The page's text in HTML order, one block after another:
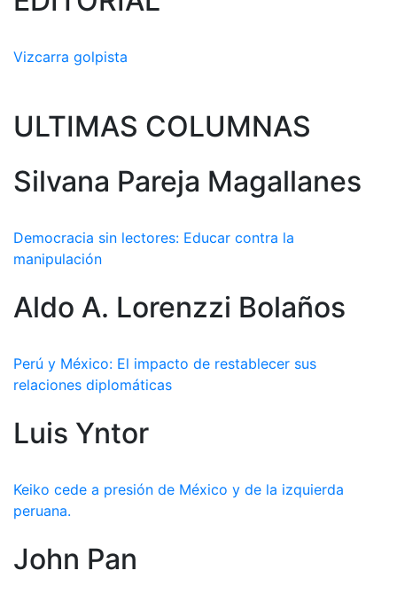
Vizcarra golpista
ULTIMAS COLUMNAS
Silvana Pareja Magallanes
Democracia sin lectores: Educar contra la
manipulación
Aldo A. Lorenzzi Bolaños
Perú y México: El impacto de restablecer sus
relaciones diplomáticas
Luis Yntor
Keiko cede a presión de México y de la izquierda
peruana.
John Pan